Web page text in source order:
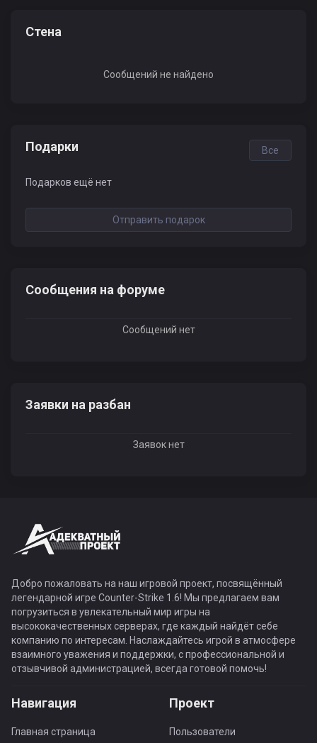
Стена
Сообщений не найдено
Подарки Все
Подарков ещё нет
Отправить подарок
Сообщения на форуме
Сообщений нет
Заявки на разбан
Заявок нет
Добро пожаловать на наш игровой проект, посвящённый
легендарной игре Counter-Strike 1.6! Мы предлагаем вам
погрузиться в увлекательный мир игры на
высококачественных серверах, где каждый найдёт себе
компанию по интересам. Наслаждайтесь игрой в атмосфере
взаимного уважения и поддержки, с профессиональной и
отзывчивой администрацией, всегда готовой помочь!
Навигация
Главная страница
Проект
Пользователи